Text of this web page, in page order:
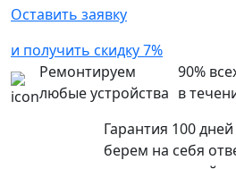
Оставить заявку
и получить скидку 7%
Ремонтируем
любые устройства
90%
в
Гарантия 100
берем на себя